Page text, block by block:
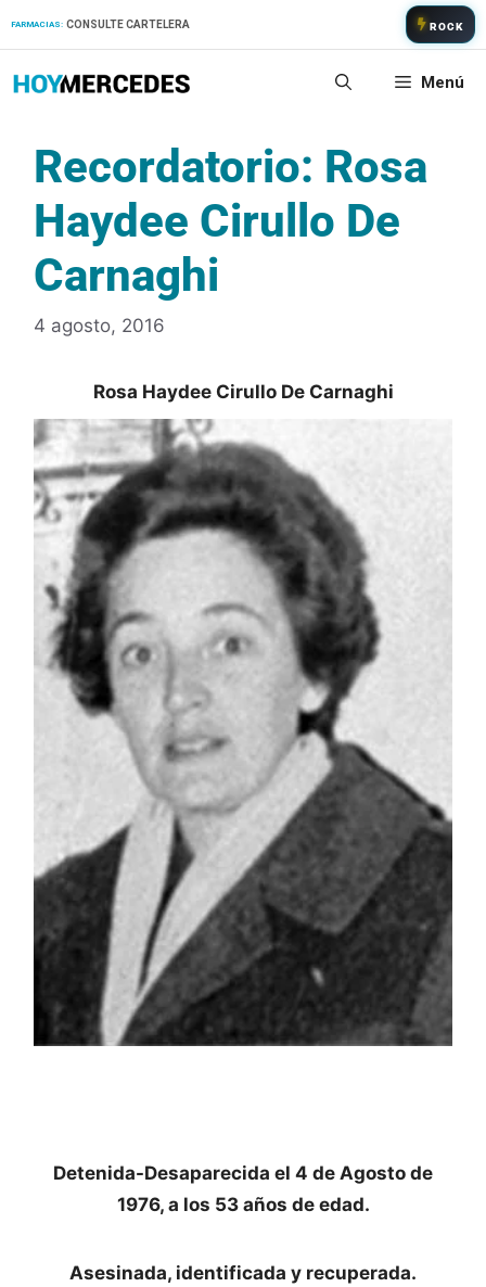
FARMACIAS: CONSULTE CARTELERA ROCK
Menú
Recordatorio: Rosa
Haydee Cirullo De
Carnaghi
4 agosto, 2016
Rosa Haydee Cirullo De Carnaghi
Detenida-Desaparecida el 4 de Agosto de
1976, a los 53 años de edad.
Asesinada, identificada y recuperada.